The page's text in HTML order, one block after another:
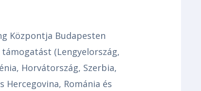
Központja Budapesten
(Lengyelország,
Horvátország, Szerbia,
Hercegovina, Románia és